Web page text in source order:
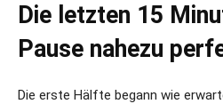
Die letzten 15
Pause nahezu
Die erste Hälfte begann wie